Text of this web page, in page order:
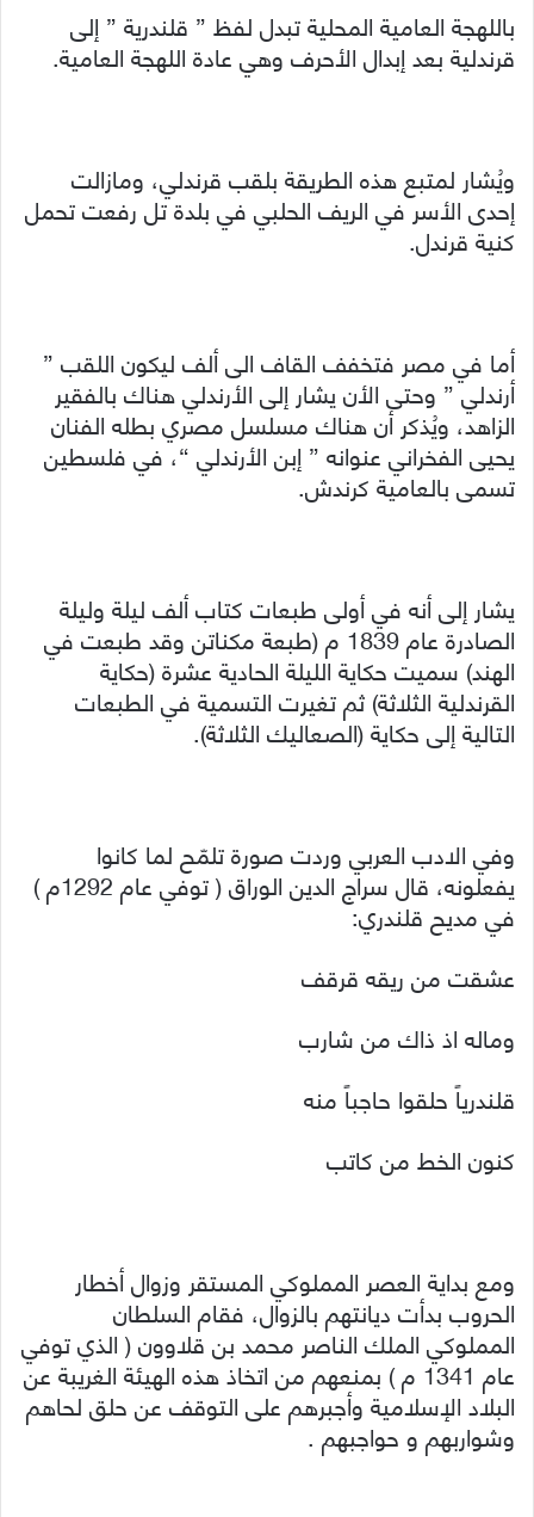
باللهجة العامية المحلية تبدل لفظ ” قلندرية ” إلى
قرندلية بعد إبدال الأحرف وهي عادة اللهجة العامية.
ويُشار لمتبع هذه الطريقة بلقب قرندلي، ومازالت
إحدى الأسر في الريف الحلبي في بلدة تل رفعت تحمل
كنية قرندل.
أما في مصر فتخفف القاف الى ألف ليكون اللقب ”
أرندلي ” وحتى الأن يشار إلى الأرندلي هناك بالفقير
الزاهد، ويُذكر أن هناك مسلسل مصري بطله الفنان
يحيى الفخراني عنوانه ” إبن الأرندلي “، في فلسطين
تسمى بالعامية كرندش.
يشار إلى أنه في أولى طبعات كتاب ألف ليلة وليلة
الصادرة عام 1839 م (طبعة مكناتن وقد طبعت في
الهند) سميت حكاية الليلة الحادية عشرة (حكاية
القرندلية الثلاثة) ثم تغيرت التسمية في الطبعات
التالية إلى حكاية (الصعاليك الثلاثة).
وفي الادب العربي وردت صورة تلمّح لما كانوا
يفعلونه، قال سراج الدين الوراق ( توفي عام 1292م )
في مديح قلندري:
عشقت من ريقه قرقف
وماله اذ ذاك من شارب
قلندرياً حلقوا حاجباً منه
كنون الخط من كاتب
ومع بداية العصر المملوكي المستقر وزوال أخطار
الحروب بدأت ديانتهم بالزوال، فقام السلطان
المملوكي الملك الناصر محمد بن قلاوون ( الذي توفي
عام 1341 م ) بمنعهم من اتخاذ هذه الهيئة الغريبة عن
البلاد الإسلامية وأجبرهم على التوقف عن حلق لحاهم
وشواربهم و حواجبهم .